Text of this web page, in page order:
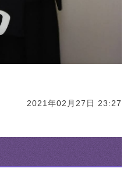
2021年02月27日 23:27